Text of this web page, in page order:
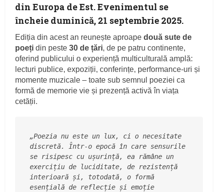
din Europa de Est. Evenimentul se
încheie duminică, 21 septembrie 2025.
Ediția din acest an reunește aproapedouă sute de
poeți din peste30 de țări, de pe patru continente,
oferind publicului o experiență multiculturală amplă:
lecturi publice, expoziții, conferințe, performance-uri și
momente muzicale – toate sub semnul poeziei ca
formă de memorie vie și prezență activă în viața
cetății.
„Poezia nu este un lux, ci o necesitate
discretă. Într-o epocă în care sensurile
se risipesc cu ușurință, ea rămâne un
exercițiu de luciditate, de rezistență
interioară și, totodată, o formă
esențială de reflecție și emoție